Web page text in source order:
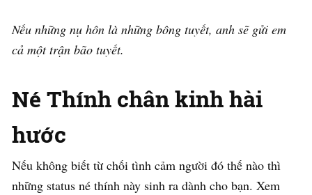
Nếu những nụ hôn là những bông tuyết, anh sẽ gửi em
cả một trận bão tuyết.
Né Thính chân kinh hài
hước
Nếu không biết từ chối tình cảm người đó thế nào thì
những status né thính này sinh ra dành cho bạn. Xem